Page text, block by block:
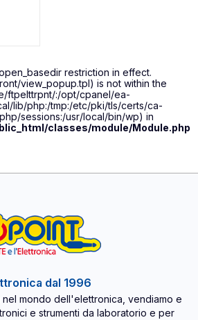
restriction in effect.
view_popup.tpl) is not within the
ftpelttrpnt/:/opt/cpanel/ea-
lib/php:/tmp:/etc/pki/tls/certs/ca-
sessions:/usr/local/bin/wp) in
classes/module/Module.php
dal 1996
nel mondo dell'elettronica, vendiamo e
e strumenti da laboratorio e per